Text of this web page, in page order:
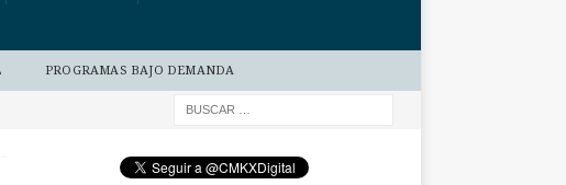
PROGRAMAS BAJO DEMANDA